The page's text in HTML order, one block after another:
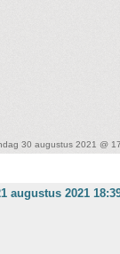
30 augustus 2021 @
augustus 2021